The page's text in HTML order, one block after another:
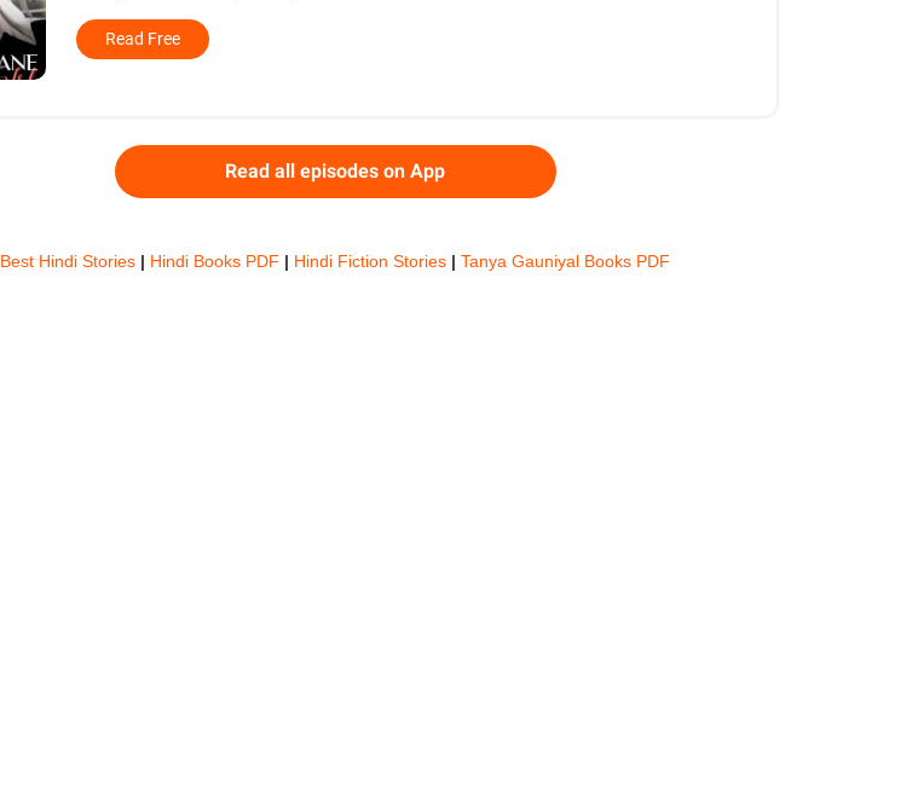
Read Free
Read all episodes on App
Best Hindi Stories | Hindi Books PDF | Hindi Fiction Stories | Tanya Gauniyal Books PDF